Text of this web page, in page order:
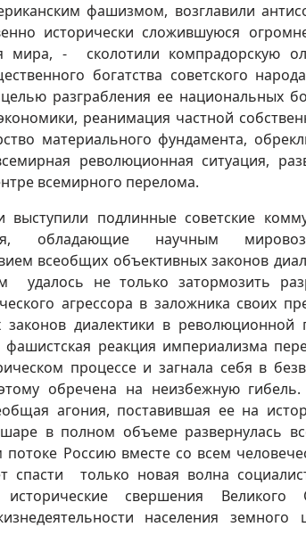
фашизмом, возглавили
исторически сложившуюся
мира, - сколотили компрадорскую
богатства советского
разграбления ее национальных
реанимация частной
материального фундамента,
революционная ситуация,
всемирного перелома.
выступили подлинные советские
обладающие научным
всеобщих объективных законов
удалось не только затормозить
агрессора в заложника своих
диалектики в революционной
реакция империализма
процессе и загнала себя в
обречена на неизбежную
агония, поставившая ее на
в полном объеме развернулась
Россию вместе со всем
спасти только новая волна
свершения Великого
населения земного